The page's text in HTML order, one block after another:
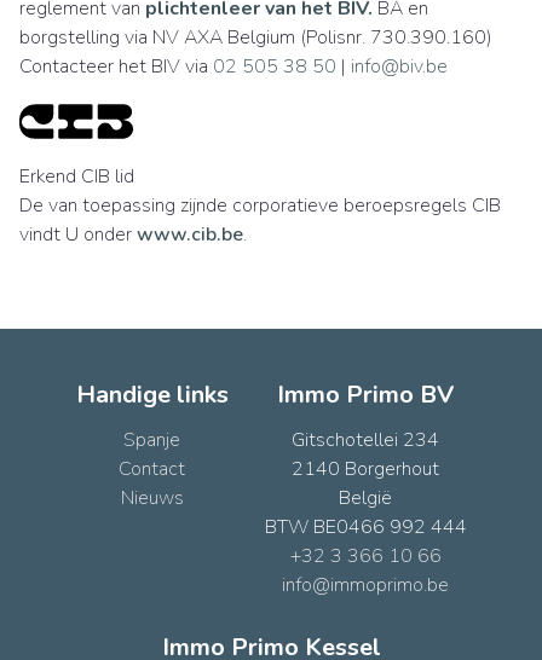
reglement van plichtenleer van het BIV. BA en
borgstelling via NV AXA Belgium (Polisnr. 730.390.160)
Contacteer het BIV via 02 505 38 50 | info@biv.be
Erkend CIB lid
De van toepassing zijnde corporatieve beroepsregels CIB
vindt U onderwww.cib.be.
Handige links
Spanje
Contact
Nieuws
Immo Primo BV
Gitschotellei 234
2140 Borgerhout
België
BTW BE0466 992 444
+32 3 366 10 66
info@immoprimo.be
Immo Primo Kessel